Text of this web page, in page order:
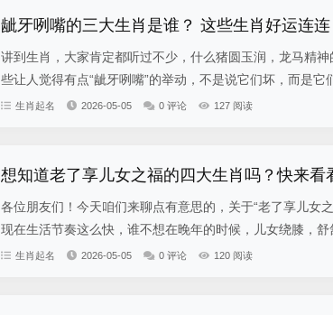
龇牙咧嘴的三大生肖是谁？ 这些生肖好运连连
讲到生肖，大家肯定都听过不少，什么猪圆玉润，龙马精
些让人觉得有点“龇牙咧嘴”的举动，不是说它们坏，而是它
生肖起名 2026-05-05 0 评论 127 阅读
想知道老了享儿女之福的四大生肖吗？快来看
各位朋友们！今天咱们来聊点有意思的，关于“老了享儿女
现在生活节奏这么快，谁不想在晚年的时候，儿女绕膝，舒
生肖起名 2026-05-05 0 评论 120 阅读